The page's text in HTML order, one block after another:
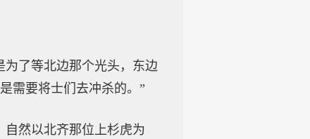
为了等北边那个光头，东边
需要将士们去冲杀的。”
然以北齐那位上杉虎为